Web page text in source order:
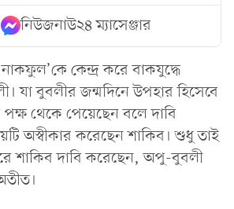
নিউজনাউ২৪ ম্যাসেঞ্জার
নাকফুল’কে কেন্দ্র করে বাকযুদ্ধে
যা বুবলীর জন্মদিনে উপহার হিসেবে
পক্ষ থেকে পেয়েছেন বলে দাবি
অস্বীকার করেছেন শাকিব। শুধু তাই
শাকিব দাবি করেছেন, অপু-বুবলী